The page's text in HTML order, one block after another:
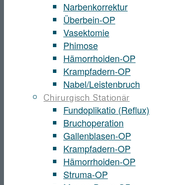
Narbenkorrektur
Überbein-OP
Vasektomie
Phimose
Hämorrhoiden-OP
Krampfadern-OP
Nabel/Leistenbruch
Chirurgisch Stationär
Fundoplikatio (Reflux)
Bruchoperation
Gallenblasen-OP
Krampfadern-OP
Hämorrhoiden-OP
Struma-OP